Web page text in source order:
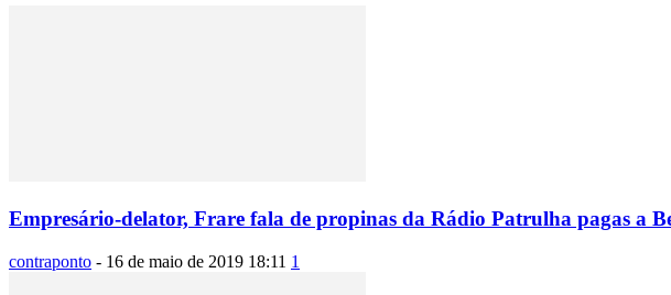
Empresário-delator, Frare fala de propinas da Rádio Patrulha pagas a
contraponto - 16 de maio de 2019 18:11 1